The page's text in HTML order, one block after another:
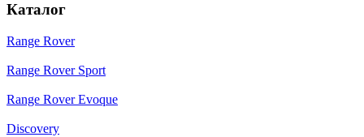
Каталог
Range Rover
Range Rover Sport
Range Rover Evoque
Discovery